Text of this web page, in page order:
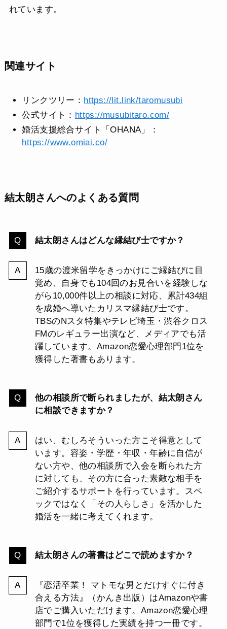
れています。
関連サイト
リンクツリー： https://lit.link/taromusubi
公式サイト： https://musubitaro.com/
婚活支援総合サイト「OHANA」：
https://www.omiai.co/
結太朗さんへのよくある質問
結太朗さんはどんな縁結び士ですか？
15歳の渡米留学をきっかけにご縁結びに目
覚め、自身でも104回のお見合いを経験しな
がら10,000件以上の相談に対応、累計434組
を成婚へ導いたカリスマ縁結び士です。
TBSのNスタ特集やテレビ埼玉・渋谷クロス
FMのレギュラー出演など、メディアでも活
躍しています。Amazon恋愛心理部門1位を
獲得した著書もあります。
他の相談所で断られましたが、結太朗さん
に相談できますか？
はい、むしろそういった方こそ得意として
います。容姿・学歴・年収・年齢に自信が
ない方や、他の相談所で入会を断られた方
に対しても、その方に合った素敵な相手を
ご紹介するサポートを行っています。スペ
ックではなく「その人らしさ」を活かした
婚活を一緒に考えてくれます。
結太朗さんの著書はどこで読めますか？
『恋活卒業！ マトモな男とだけすぐに付き
合える方法』（かんき出版）はAmazonや書
店でご購入いただけます。Amazon恋愛心理
部門で1位を獲得した実績を持つ一冊です。